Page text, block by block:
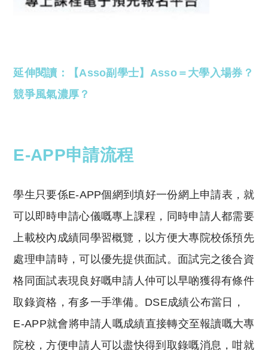
延伸閱讀：【Asso副學士】Asso＝大學入場券？
競爭風氣濃厚？
E-APP申請流程
學生只要係E-APP個網到填好一份網上申請表，就
可以即時申請心儀嘅專上課程，同時申請人都需要
上載校內成績同學習概覽，以方便大專院校係預先
處理申請時，可以優先提供面試。面試完之後合資
格同面試表現良好嘅申請人仲可以早啲獲得有條件
取錄資格，有多一手準備。DSE成績公布當日，
E-APP就會將申請人嘅成績直接轉交至報讀嘅大專
院校，方便申請人可以盡快得到取錄嘅消息，咁就